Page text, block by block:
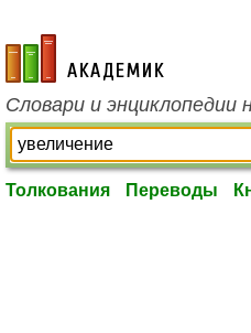
academic.ru
Словари и энциклопедии
Толкования Переводы